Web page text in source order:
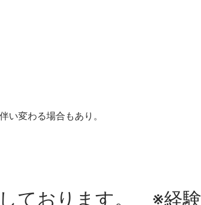
変わる場合もあり。
ております。 ※経